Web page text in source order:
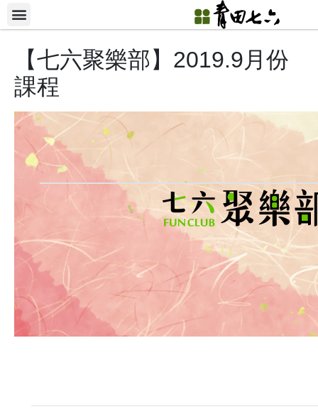
【七六聚樂部】2019.9月份
課程